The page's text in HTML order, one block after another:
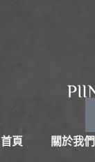
首頁 關於我們